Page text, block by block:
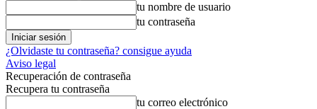
tu nombre de usuario
tu contraseña
¿Olvidaste tu contraseña? consigue ayuda
Aviso legal
Recuperación de contraseña
Recupera tu contraseña
tu correo electrónico